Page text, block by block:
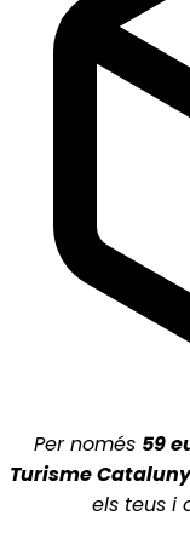
Per només 59
Turisme
els teus i